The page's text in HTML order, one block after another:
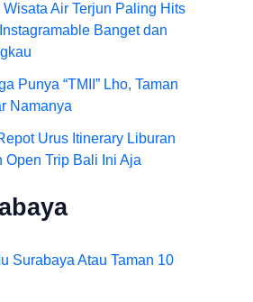
Air Terjun Paling Hits
Banget dan
Punya “TMII” Lho, Taman
Namanya
Urus Itinerary Liburan
Open Trip Bali Ini Aja
Surabaya Atau Taman 10